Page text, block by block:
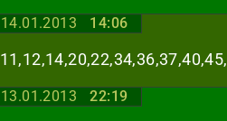
14.01.2013 14:06
11,12,14,20,22,34,36,37,40,45,
13.01.2013 22:19